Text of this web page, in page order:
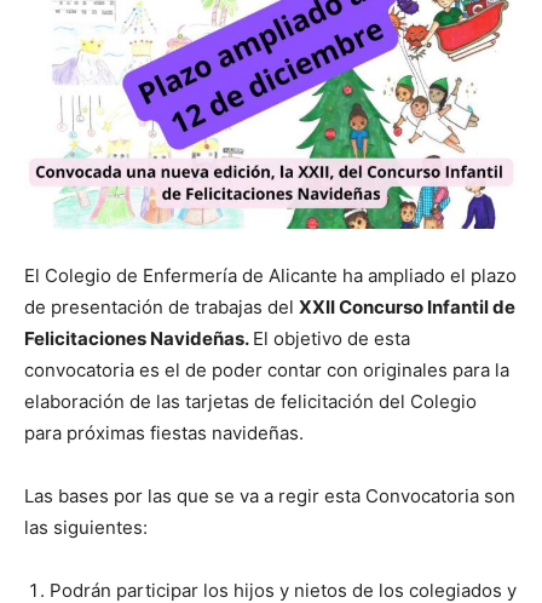
El Colegio de Enfermería de Alicante ha ampliado el plazo
de presentación de trabajas del XXII Concurso Infantil de
Felicitaciones Navideñas. El objetivo de esta
convocatoria es el de poder contar con originales para la
elaboración de las tarjetas de felicitación del Colegio
para próximas fiestas navideñas.
Las bases por las que se va a regir esta Convocatoria son
las siguientes:
Podrán participar los hijos y nietos de los colegiados y